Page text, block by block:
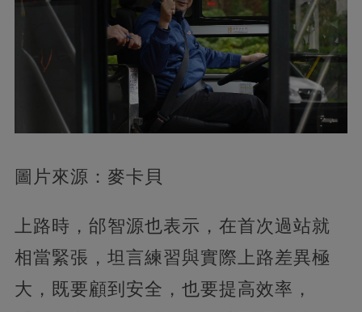
圖片來源：麥卡貝
上路時，邰智源也表示，在首次過站就
相當緊張，坦言練習與實際上路差異極
大，既要顧到安全，也要提高效率，